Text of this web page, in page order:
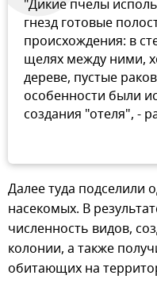
"Дикие пчелы
гнезд готовые
происхождения: в
щелях между ними,
дереве, пустые
особенности были
создания "отеля", -
Далее туда подселили
насекомых. В
численность видов,
колонии, а также
обитающих на